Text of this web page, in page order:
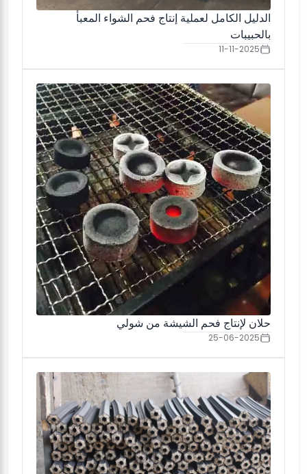
الدليل الكامل لعملية إنتاج فحم الشواء المعبأ
بالحبيبات
11-11-2025
حلان لإنتاج فحم الشيشة من شولي
25-06-2025